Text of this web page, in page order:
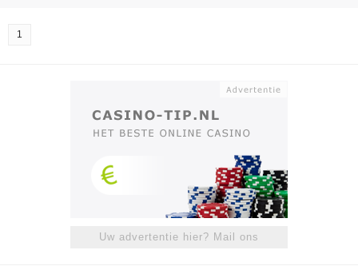
1
Uw advertentie hier? Mail ons